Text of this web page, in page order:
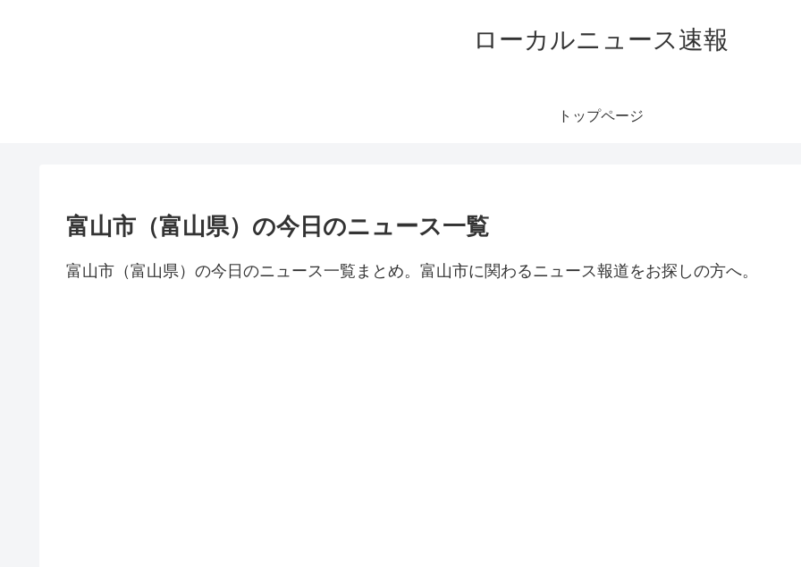
ローカルニュース速報
トップページ
富山市（富山県）の今日のニュース一覧
富山市（富山県）の今日のニュース一覧まとめ。富山市に関わるニュース報道をお探しの方へ。